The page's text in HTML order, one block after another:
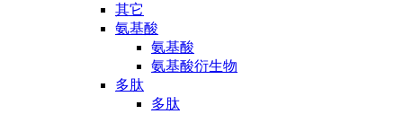
其它
氨基酸
氨基酸
氨基酸衍生物
多肽
多肽